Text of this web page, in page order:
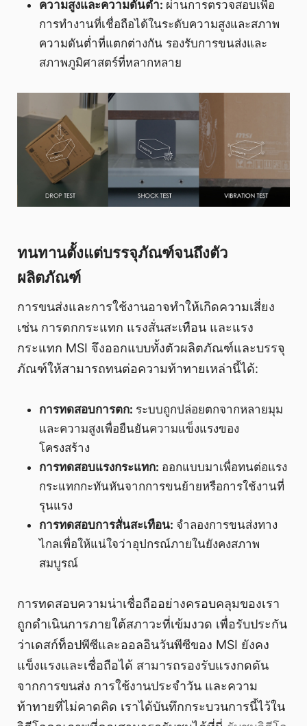
ความสูงและความดันต่ำ: ผ่านการตรวจสอบเพื่อ
การทำงานที่เชื่อถือได้ในระดับความสูงและสภาพ
ความดันต่ำที่แตกต่างกัน รองรับการขนส่งและ
สภาพภูมิศาสตร์ที่หลากหลาย
ทนทานตั้งแต่บรรจุภัณฑ์จนถึงตัว
ผลิตภัณฑ์
การขนส่งและการใช้งานอาจทำให้เกิดความเสี่ยง
เช่น การตกกระแทก แรงสั่นสะเทือน และแรง
กระแทก MSI จึงออกแบบทั้งตัวผลิตภัณฑ์และบรรจุ
ภัณฑ์ให้สามารถทนต่อความท้าทายเหล่านี้ได้:
การทดสอบการตก: ระบบถูกปล่อยตกจากหลายมุม
และความสูงเพื่อยืนยันความแข็งแรงของ
โครงสร้าง
การทดสอบแรงกระแทก: ออกแบบมาเพื่อทนต่อแรง
กระแทกกะทันหันจากการขนย้ายหรือการใช้งานที่
รุนแรง
การทดสอบการสั่นสะเทือน: จำลองการขนส่งทาง
ไกลเพื่อให้แน่ใจว่าอุปกรณ์ภายในยังคงสภาพ
สมบูรณ์
การทดสอบความน่าเชื่อถืออย่างครอบคลุมของเรา
ถูกดำเนินการภายใต้สภาวะที่เข้มงวด เพื่อรับประกัน
ว่าเดสก์ท็อปพีซีและออลอินวันพีซีของ MSI ยังคง
แข็งแรงและเชื่อถือได้ สามารถรองรับแรงกดดัน
จากการขนส่ง การใช้งานประจำวัน และความ
ท้าทายที่ไม่คาดคิด เราได้บันทึกกระบวนการนี้ไว้ใน